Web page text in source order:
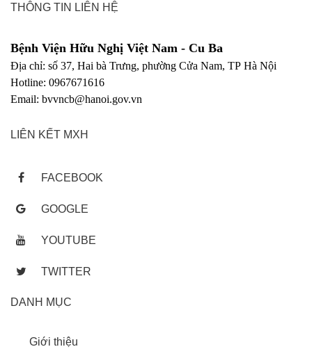
THÔNG TIN LIÊN HỆ
Bệnh Viện Hữu Nghị Việt Nam - Cu Ba
Địa chỉ: số 37, Hai bà Trưng, phường Cửa Nam, TP Hà Nội
Hotline: 0967671616
Email: bvvncb@hanoi.gov.vn
LIÊN KẾT MXH
FACEBOOK
GOOGLE
YOUTUBE
TWITTER
DANH MỤC
Giới thiệu